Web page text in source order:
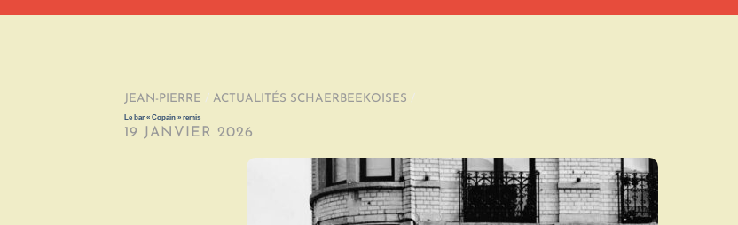
JEAN-PIERRE / ACTUALITÉS SCHAERBEEKOISES /
Le bar « Copain » remis
19 JANVIER 2026